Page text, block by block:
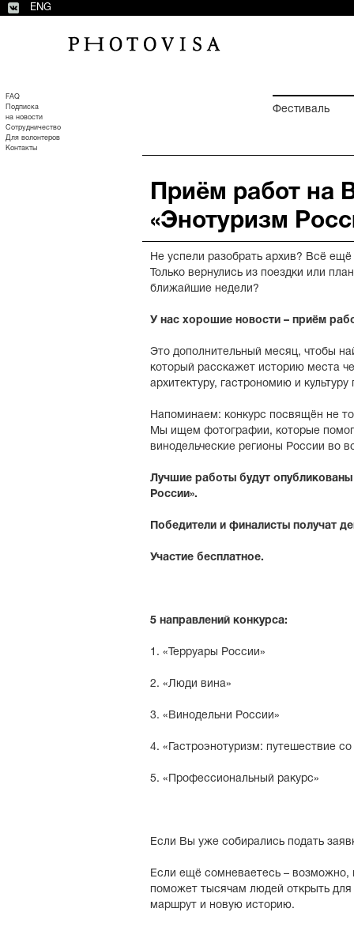
ENG
Фестиваль
FAQ
Подписка
на новости
Сотрудничество
Для волонтеров
Контакты
Приём работ на
«Энотуризм
Не успели разобрать архив? Всё
Только вернулись из поездки или
ближайшие недели?
У нас хорошие новости – приём
Это дополнительный месяц, чтобы
который расскажет историю места
архитектуру, гастрономию и
Напоминаем: конкурс посвящён не
Мы ищем фотографии, которые
винодельческие регионы России во
Лучшие работы будут опубликованы
России».
Победители и финалисты получат
Участие бесплатное.
5 направлений конкурса:
1. «Терруары России»
2. «Люди вина»
3. «Винодельни России»
4. «Гастроэнотуризм: путешествие
5. «Профессиональный ракурс»
Если Вы уже собирались подать
Если ещё сомневаетесь –
поможет тысячам людей открыть
маршрут и новую историю.